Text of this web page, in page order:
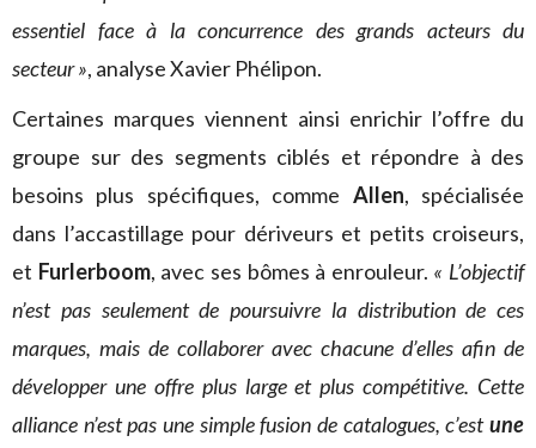
essentiel face à la concurrence des grands acteurs du
secteur », analyse Xavier Phélipon.
Certaines marques viennent ainsi enrichir l’offre du
groupe sur des segments ciblés et répondre à des
besoins plus spécifiques, comme Allen, spécialisée
dans l’accastillage pour dériveurs et petits croiseurs,
et Furlerboom, avec ses bômes à enrouleur. « L’objectif
n’est pas seulement de poursuivre la distribution de ces
marques, mais de collaborer avec chacune d’elles afin de
développer une offre plus large et plus compétitive. Cette
alliance n’est pas une simple fusion de catalogues, c’estune